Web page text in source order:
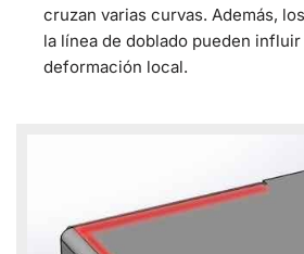
cruzan varias curvas. Además,
la línea de doblado pueden
deformación local.